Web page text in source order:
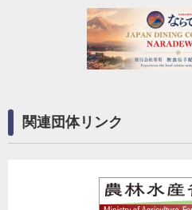
関連団体リンク